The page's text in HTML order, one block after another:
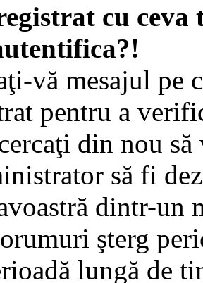
cu
vă mesajul pe
pentru a
din nou
să fi
dintr-un
şterg
lungă de